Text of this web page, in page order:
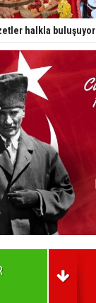
halkla buluşuyor